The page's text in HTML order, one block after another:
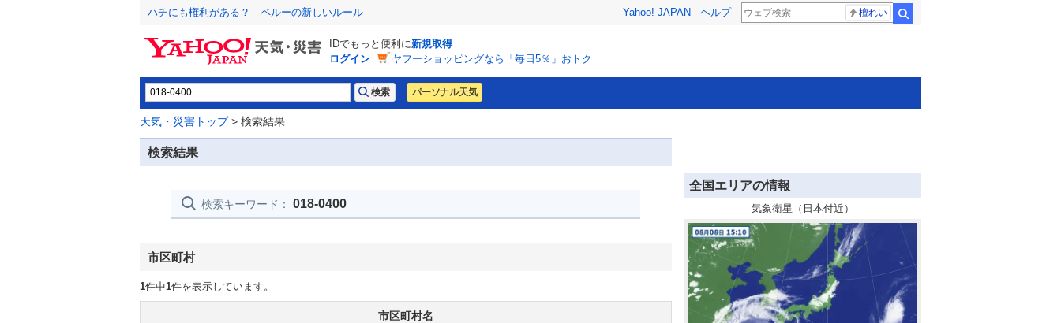
ハチにも権利がある？ ペルーの新しいルール Yahoo! JAPAN ヘルプ 檀れい
IDでもっと便利に新規取得
ログイン
ヤフーショッピングなら「毎日5％」おトク
パーソナル天気
天気・災害トップ> 検索結果
検索結果
検索キーワード： 018-0400
市区町村
1件中1件を表示しています。
市区町村名
全国エリアの情報
気象衛星（日本付近）